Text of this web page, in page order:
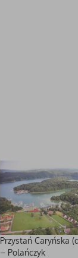
Przystań Caryńska
– Polańczyk